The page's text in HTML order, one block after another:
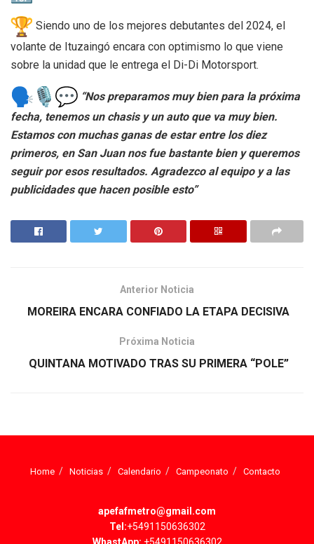
Siendo uno de los mejores debutantes del 2024, el
volante de Ituzaingó encara con optimismo lo que viene
sobre la unidad que le entrega el Di-Di Motorsport.
“Nos preparamos muy bien para la próxima
fecha, tenemos un chasis y un auto que va muy bien.
Estamos con muchas ganas de estar entre los diez
primeros, en San Juan nos fue bastante bien y queremos
seguir por esos resultados. Agradezco al equipo y a las
publicidades que hacen posible esto”
Anterior Noticia
MOREIRA ENCARA CONFIADO LA ETAPA DECISIVA
Próxima Noticia
QUINTANA MOTIVADO TRAS SU PRIMERA “POLE”
Home Noticias Calendario Campeonato Contacto
apefafmetro@gmail.com
Tel:+5491150636302